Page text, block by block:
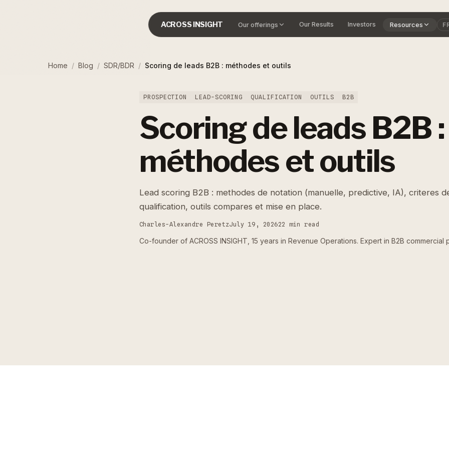
ACROSS INSIGHT Our offerings Our Results Investors Resources
Home / Blog / SDR/BDR / Scoring de leads B2B : méthodes et outils
PROSPECTION LEAD-SCORING QUALIFICATION OUTILS B2B
Scoring de leads B2B :
méthodes et outils
Lead scoring B2B : methodes de notation (manuelle, predictive, IA), criteres
qualification, outils compares et mise en place.
Charles-Alexandre PeretzJuly 19, 202622 min read
Co-founder of ACROSS INSIGHT, 15 years in Revenue Operations. Expert in B2B